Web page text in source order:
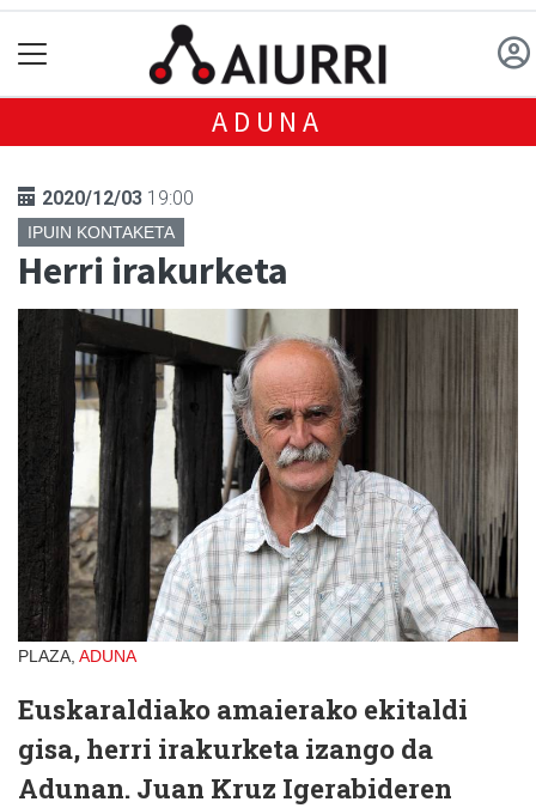
ADUNA
2020/12/03 19:00
IPUIN KONTAKETA
Herri irakurketa
PLAZA, ADUNA
Euskaraldiako amaierako ekitaldi
gisa, herri irakurketa izango da
Adunan. Juan Kruz Igerabideren